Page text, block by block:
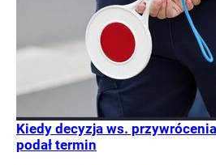
Kiedy decyzja ws.
podał termin